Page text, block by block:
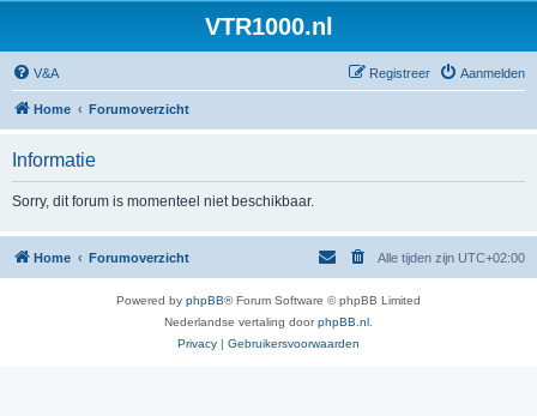
VTR1000.nl
V&A Aanmelden
Registreer
Home Forumoverzicht
Informatie
Sorry, dit forum is momenteel niet beschikbaar.
Home Forumoverzicht Alle tijden zijn UTC+02:00
Powered by phpBB® Forum Software © phpBB Limited
Nederlandse vertaling doorphpBB.nl
Privacy | Gebruikersvoorwaarden